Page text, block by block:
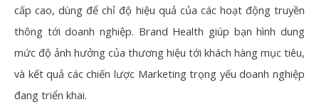
cấp cao, dùng để chỉ độ hiệu quả của các hoạt động truyền
thông tới doanh nghiệp. Brand Health giúp bạn hình dung
mức độ ảnh hưởng của thương hiệu tới khách hàng mục tiêu,
và kết quả các chiến lược Marketing trọng yếu doanh nghiệp
đang triển khai.